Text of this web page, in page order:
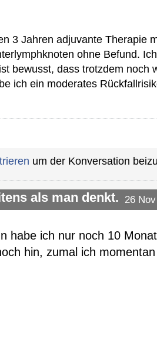
3 Jahren adjuvante Therapie
ohne Befund.
bewusst, dass trotzdem noch
ich ein moderates
um der Konversation
als man denkt. 26
habe ich nur noch 10
hin, zumal ich